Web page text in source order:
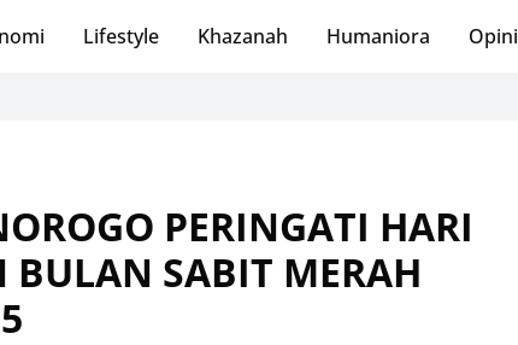
Lifestyle Khazanah Humaniora Opini
PERINGATI HARI
SABIT MERAH